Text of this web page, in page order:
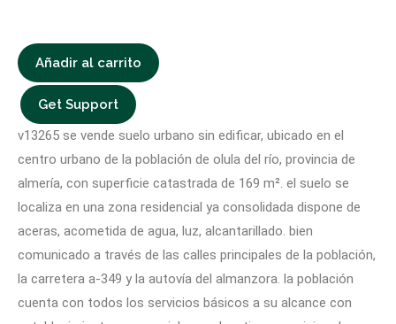
Añadir al carrito
Get Support
v13265 se vende suelo urbano sin edificar, ubicado en el
centro urbano de la población de olula del río, provincia de
almería, con superficie catastrada de 169 m². el suelo se
localiza en una zona residencial ya consolidada dispone de
aceras, acometida de agua, luz, alcantarillado. bien
comunicado a través de las calles principales de la población,
la carretera a-349 y la autovía del almanzora. la población
cuenta con todos los servicios básicos a su alcance con